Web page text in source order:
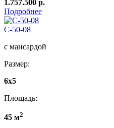
1.757.500 р.
Подробнее
C-50-08
с мансардой
Размер:
6х5
Площадь:
45 м2